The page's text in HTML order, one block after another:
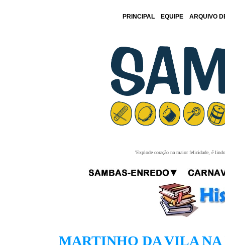
PRINCIPAL EQUIPE ARQUIVO
'Explode coração na maior felicidade, é
MARTINHO DA VILA